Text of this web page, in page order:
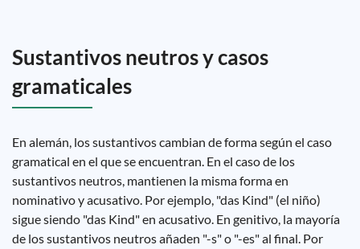
Sustantivos neutros y casos
gramaticales
En alemán, los sustantivos cambian de forma según el caso
gramatical en el que se encuentran. En el caso de los
sustantivos neutros, mantienen la misma forma en
nominativo y acusativo. Por ejemplo, "das Kind" (el niño)
sigue siendo "das Kind" en acusativo. En genitivo, la mayoría
de los sustantivos neutros añaden "-s" o "-es" al final. Por